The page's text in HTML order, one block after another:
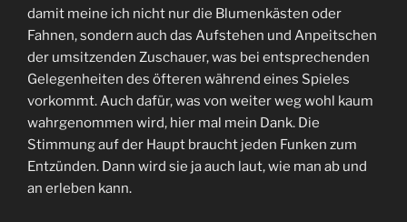
damit meine ich nicht nur die Blumenkästen oder
Fahnen, sondern auch das Aufstehen und Anpeitschen
der umsitzenden Zuschauer, was bei entsprechenden
Gelegenheiten des öfteren während eines Spieles
vorkommt. Auch dafür, was von weiter weg wohl kaum
wahrgenommen wird, hier mal mein Dank. Die
Stimmung auf der Haupt braucht jeden Funken zum
Entzünden. Dann wird sie ja auch laut, wie man ab und
an erleben kann.